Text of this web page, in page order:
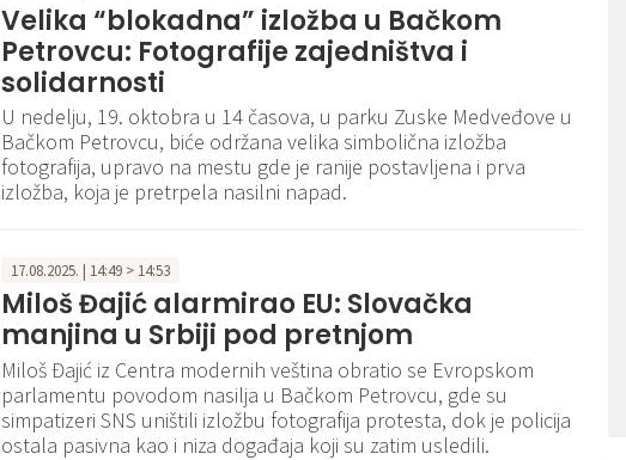
Velika “blokadna” izložba u Bačkom
Petrovcu: Fotografije zajedništva i
solidarnosti
U nedelju, 19. oktobra u 14 časova, u parku Zuske Medveđove u
Bačkom Petrovcu, biće održana velika simbolična izložba
fotografija, upravo na mestu gde je ranije postavljena i prva
izložba, koja je pretrpela nasilni napad.
17.08.2025. | 14:49 > 14:53
Miloš Đajić alarmirao EU: Slovačka
manjina u Srbiji pod pretnjom
Miloš Đajić iz Centra modernih veština obratio se Evropskom
parlamentu povodom nasilja u Bačkom Petrovcu, gde su
simpatizeri SNS uništili izložbu fotografija protesta, dok je policija
ostala pasivna kao i niza događaja koji su zatim usledili.